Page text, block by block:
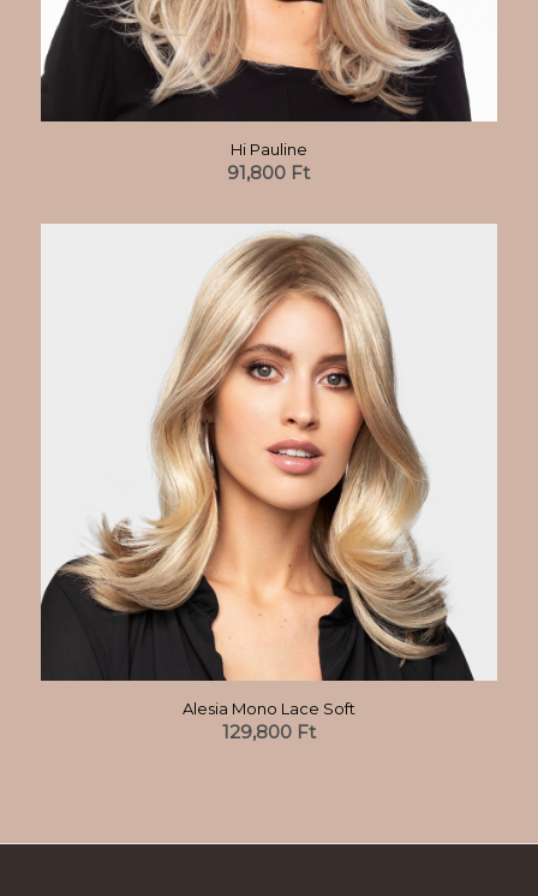
Hi Pauline
91,800 Ft
Alesia Mono Lace Soft
129,800 Ft